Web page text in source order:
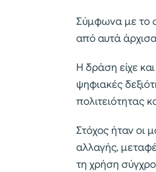
Σύμφωνα με το
από αυτά
Η δράση είχε
ψηφιακές
πολιτειότητας
Στόχος ήταν οι
αλλαγής,
τη χρήση